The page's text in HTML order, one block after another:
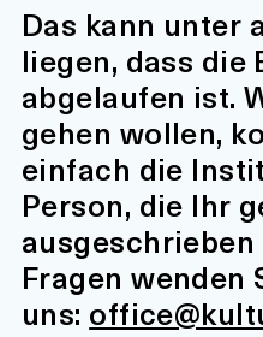
Das kann unter
liegen, dass
abgelaufen ist.
gehen wollen,
einfach die
Person, die Ihr
Fragen wenden
uns: